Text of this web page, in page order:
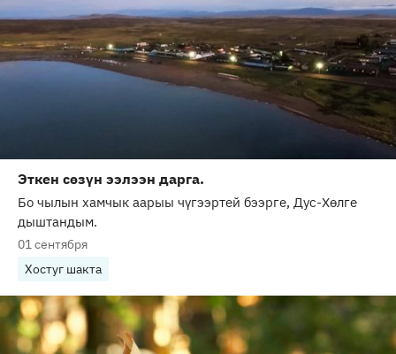
Эткен сөзүн ээлээн дарга.
Бо чылын хамчык аарыы чүгээртей бээрге, Дус-Хөлге
дыштандым.
01 сентября
Хостуг шакта